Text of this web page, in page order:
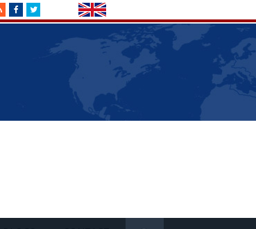
RSSFacebookTwitter